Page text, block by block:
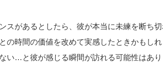
スがあるとしたら、彼が本当に未練を断ち
の時間の価値を改めて実感したときかもし
い…と彼が感じる瞬間が訪れる可能性はあ